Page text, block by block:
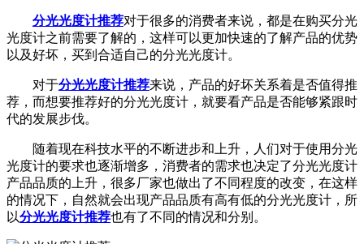
分光光度计推荐对于很多的消费者来说，都是在购买分光
光度计之前需要了解的，这样可以更加快速的了解产品的优势
以及好坏，买到合适自己的分光光度计。
对于分光光度计推荐来说，产品的好坏关系着是否值得推
荐，而想要推荐好的分光光度计，就要看产品是否能够紧跟时
代的发展步伐。
随着现在科技水平的不断进步和上升，人们对于使用分光
光度计的要求也逐渐增多，消费者的需求也决定了分光光度计
产品品质的上升，很多厂家也做出了不同程度的改变，在这样
的情况下，自然就会出现产品品质有高有低的分光光度计，所
以分光光度计推荐也有了不同的情况和分别。